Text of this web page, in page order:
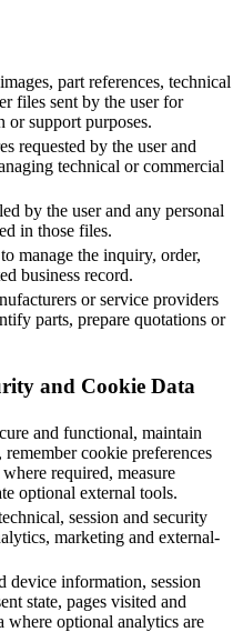
part references, technical
files sent by the user for
support purposes.
requested by the user and
technical or commercial
by the user and any personal
in those files.
manage the inquiry, order,
business record.
or service providers
parts, prepare quotations or
and Cookie Data
and functional, maintain
remember cookie preferences
required, measure
optional external tools.
session and security
marketing and external-
device information, session
state, pages visited and
where optional analytics are